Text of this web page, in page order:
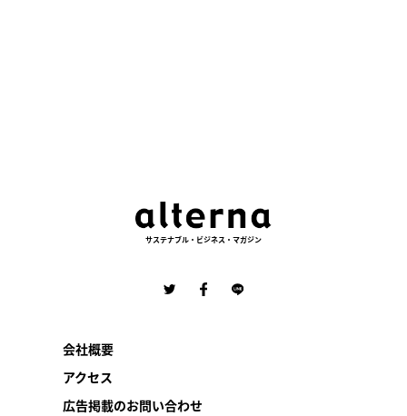
サステナブル・ビジネス・マガジン
会社概要
アクセス
広告掲載のお問い合わせ